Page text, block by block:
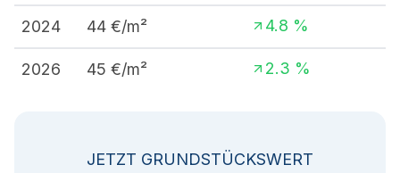
2024 44 €/m² 4.8 %
2026 45 €/m² 2.3 %
JETZT GRUNDSTÜCKSWERT